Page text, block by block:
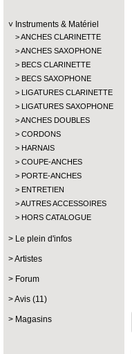
Instruments & Matériel
ANCHES CLARINETTE
ANCHES SAXOPHONE
BECS CLARINETTE
BECS SAXOPHONE
LIGATURES CLARINETTE
LIGATURES SAXOPHONE
ANCHES DOUBLES
CORDONS
HARNAIS
COUPE-ANCHES
PORTE-ANCHES
ENTRETIEN
AUTRES ACCESSOIRES
HORS CATALOGUE
Le plein d'infos
Artistes
Forum
Avis (11)
Magasins